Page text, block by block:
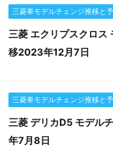
三菱車モデルチェンジ推移と
三菱 エクリプスクロス
移2023年12月7日
三菱車モデルチェンジ推移と
三菱 デリカD5 モデル
年7月8日